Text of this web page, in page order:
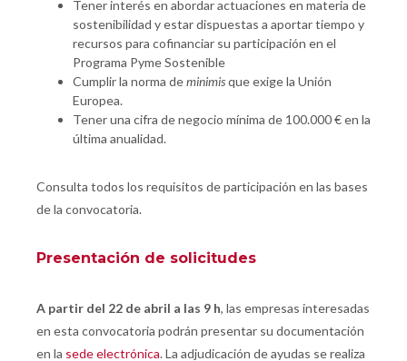
Tener interés en abordar actuaciones en materia de
sostenibilidad y estar dispuestas a aportar tiempo y
recursos para cofinanciar su participación en el
Programa Pyme Sostenible
Cumplir la norma deminimisque exige la Unión
Europea.
Tener una cifra de negocio mínima de 100.000 € en la
última anualidad.
Consulta todos los requisitos de participación en las bases
de la convocatoria.
Presentación de solicitudes
A partir del 22 de abril a las 9 h, las empresas interesadas
en esta convocatoria podrán presentar su documentación
en la sede electrónica. La adjudicación de ayudas se realiza